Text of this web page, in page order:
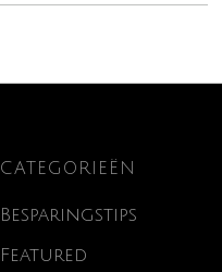
CATEGORIEËN
Besparingstips
Featured